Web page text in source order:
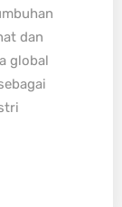
dan
global